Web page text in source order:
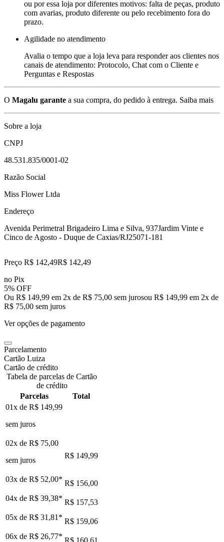
ou por essa loja por diferentes motivos: falta de peças, produto
com avarias, produto diferente ou pelo recebimento fora do
prazo.
Agilidade no atendimento
Avalia o tempo que a loja leva para responder aos clientes nos
canais de atendimento: Protocolo, Chat com o Cliente e
Perguntas e Respostas
O Magalu garante a sua compra, do pedido à entrega. Saiba mais
Sobre a loja
CNPJ
48.531.835/0001-02
Razão Social
Miss Flower Ltda
Endereço
Avenida Perimetral Brigadeiro Lima e Silva, 937Jardim Vinte e
Cinco de Agosto - Duque de Caxias/RJ25071-181
Preço R$ 142,49R$ 142,49
no Pix
5% OFF
Ou R$ 149,99 em 2x de R$ 75,00 sem jurosou R$ 149,99 em 2x de
R$ 75,00 sem juros
Ver opções de pagamento
Parcelamento
Cartão Luiza
Cartão de crédito
Tabela de parcelas de Cartão
de crédito
Parcelas
Total
01x de R$ 149,99
sem juros
02x de R$ 75,00
sem juros
R$ 149,99
03x de R$ 52,00* R$ 156,00
04x de R$ 39,38* R$ 157,53
05x de R$ 31,81 * R$ 159,06
06x de R$ 26,77* R$ 160,61